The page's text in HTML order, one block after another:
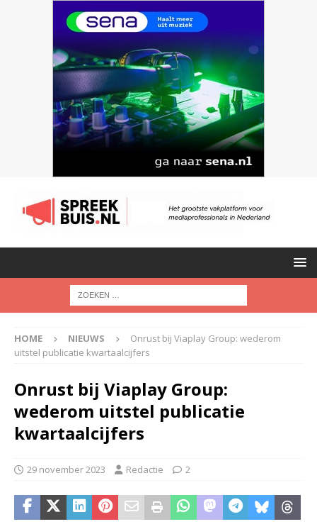
HOME NIEUWS
Onrust bij Viaplay Group: wederom
uitstel publicatie kwartaalcijfers
Onrust bij Viaplay Group:
wederom uitstel publicatie
kwartaalcijfers
29 november 2023 Redactie 2